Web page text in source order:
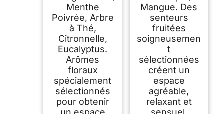
Thé, Citronnelle,
Eucalyptus
Menthe
Poivrée, Arbre
à Thé,
Citronnelle,
Eucalyptus.
Arômes
floraux
spécialement
sélectionnés
pour obtenir
un espace
Mangue. Des
senteurs
fruitées
soigneusemen
t
sélectionnées
créent un
espace
agréable,
relaxant et
sensuel.